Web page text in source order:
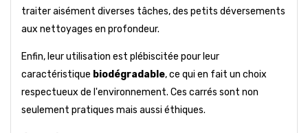
traiter aisément diverses tâches, des petits déversements
aux nettoyages en profondeur.
Enfin, leur utilisation est plébiscitée pour leur
caractéristique biodégradable, ce qui en fait un choix
respectueux de l'environnement. Ces carrés sont non
seulement pratiques mais aussi éthiques.